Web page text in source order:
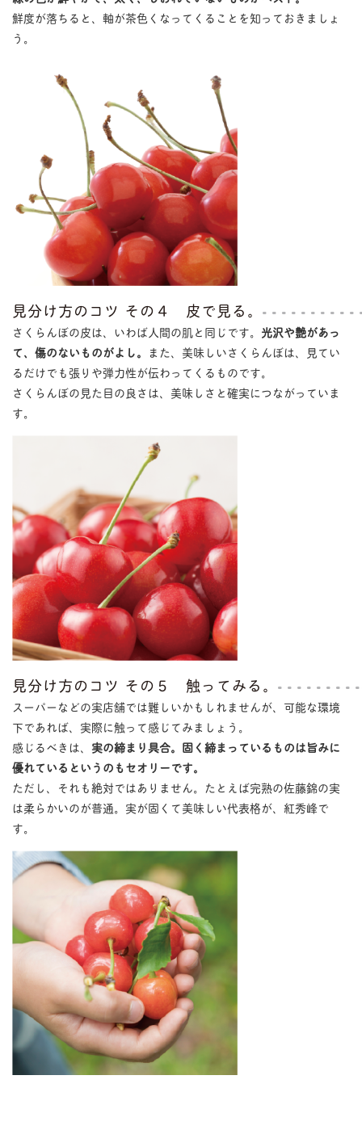
鮮度が落ちると、軸が茶色くなってくることを知っておきましょ
う。
見分け方のコツ その４ 皮で見る。
さくらんぼの皮は、いわば人間の肌と同じです。 光沢や艶があっ
て、傷のないものがよし。 また、美味しいさくらんぼは、見てい
るだけでも張りや弾力性が伝わってくるものです。
さくらんぼの見た目の良さは、美味しさと確実につながっていま
す。
見分け方のコツ その５ 触ってみる。
スーパーなどの実店舗では難しいかもしれませんが、可能な環境
下であれば、実際に触って感じてみましょう。
感じるべきは、 実の締まり具合。固く締まっているものは旨みに
優れているというのもセオリーです。
ただし、それも絶対ではありません。たとえば完熟の佐藤錦の実
は柔らかいのが普通。実が固くて美味しい代表格が、紅秀峰で
す。